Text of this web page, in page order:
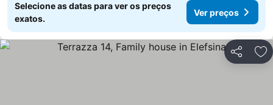
Selecione as datas para ver os preços
exatos.
Ver preços
Partilhar